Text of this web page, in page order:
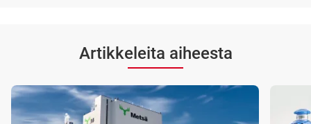
Artikkeleita aiheesta